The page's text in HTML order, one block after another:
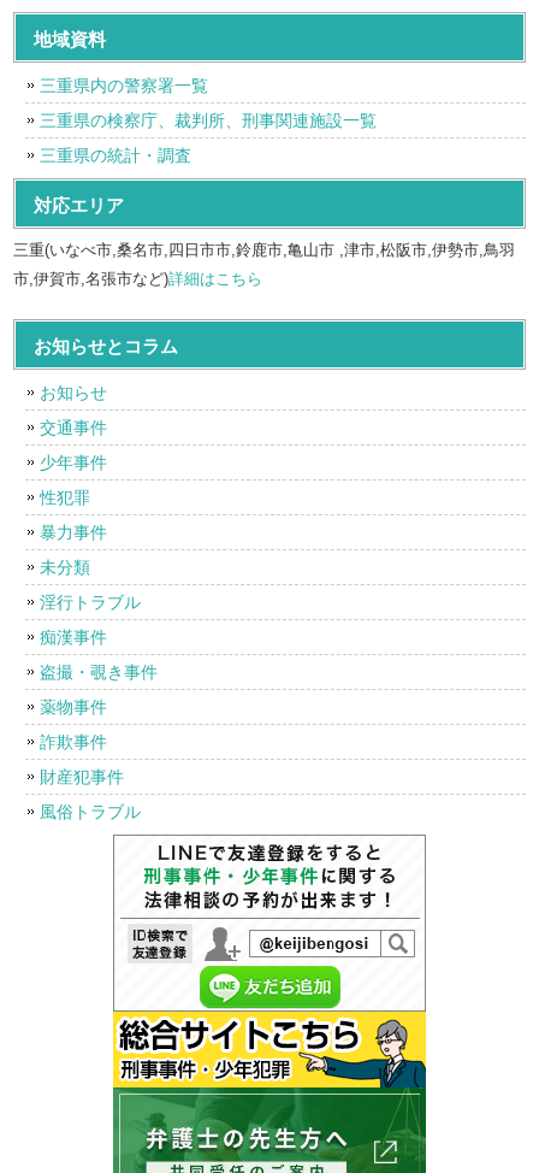
地域資料
三重県内の警察署一覧
三重県の検察庁、裁判所、刑事関連施設一覧
三重県の統計・調査
対応エリア
三重(いなべ市,桑名市,四日市市,鈴鹿市,亀山市 ,津市,松阪市,伊勢市,鳥羽
市,伊賀市,名張市など)詳細はこちら
お知らせとコラム
お知らせ
交通事件
少年事件
性犯罪
暴力事件
未分類
淫行トラブル
痴漢事件
盗撮・覗き事件
薬物事件
詐欺事件
財産犯事件
風俗トラブル